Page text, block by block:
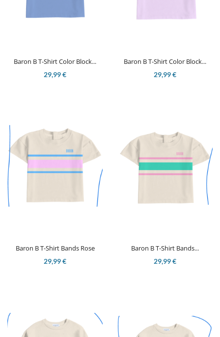
Baron B T-Shirt Color Block...
29,99 €
Baron B T-Shirt Color Block...
29,99 €
Baron B T-Shirt Bands Rose
29,99 €
Baron B T-Shirt Bands...
29,99 €